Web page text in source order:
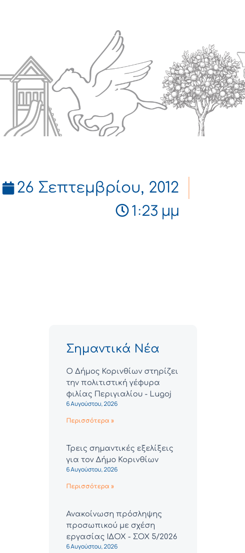
26 Σεπτεμβρίου, 2012
1:23 μμ
Σημαντικά Νέα
Ο Δήμος Κορινθίων στηρίζει
την πολιτιστική γέφυρα
φιλίας Περιγιαλίου - Lugoj
6 Αυγούστου, 2026
Περισσότερα »
Τρεις σημαντικές εξελίξεις
για τον Δήμο Κορινθίων
6 Αυγούστου, 2026
Περισσότερα »
Ανακοίνωση πρόσληψης
προσωπικού με σχέση
εργασίας ΙΔΟΧ - ΣΟΧ 5/2026
6 Αυγούστου, 2026